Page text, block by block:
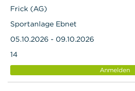
Frick (AG)
Sportanlage Ebnet
05.10.2026 - 09.10.2026
14
Anmelden